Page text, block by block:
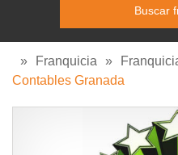
» Franquicia »
Contables Granada